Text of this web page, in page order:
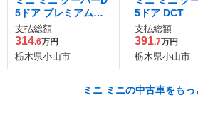
5ドア プレミアムプ
ラスパッケージ DCT
支払総額
314.6万円
栃木県小山市
5ドア DCT
支払総額
391.7万円
栃木県小山市
ミニ ミニの中古車をもっ